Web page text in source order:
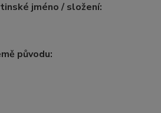
jméno / složení:
původu: